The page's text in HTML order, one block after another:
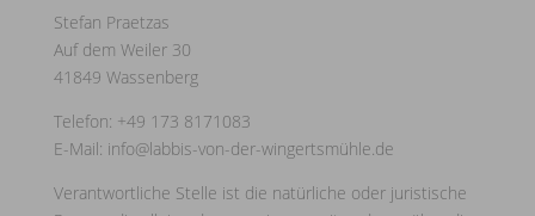
Stefan Praetzas
Auf dem Weiler 30
41849 Wassenberg
Telefon: +49 173 8171083
E-Mail: info@labbis-von-der-wingertsmühle.de
Verantwortliche Stelle ist die natürliche oder juristische